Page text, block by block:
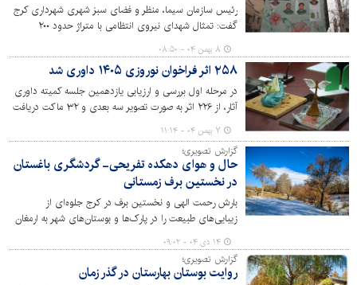
رئیس سازمان سیما، منظر و فضای سبز شهری شهرداری کرج
گفت: تمثال شهدای نیروی انتظامی با متراژ حدود ۲۰۰
مترمربع روی دیوار مجاور بلوار بلال اجرا شد.
۸ بهمن ۰۴ - ۰۸:۵۰
۲۵۸ اثر فراخوان نوروزی ۱۴۰۵ داوری شد
در مرحله اول بررسی و ارزیابی یازدهمین جلسه کمیته داوری
آثار، از ۲۲۶ اثر به صورت تصویر سه بعدی و ۳۲ ماکت دریافت
شده از هنرمندان در بخش اِلمان‌ها و هفت سین‌های شهری
فراخوان نوروز ۱۴۰۵، ۱۵ اثر مورد تایید اولیه قرار گرفت.
۷ بهمن ۰۴ - ۱۱:۱۴
گزارش تصویری؛
حال و هوای دهکده تفریحی- گردشگری باغستان
در نخستین برف زمستانی
بارش رحمت الهی و نخستین برف در کرج جلوه‌ای از
زیبایی‌های طبیعت را در پارک‌ها و بوستان‌های شهر به ارمغان
آورد. این حال و هوا در دهکده تفریحی - گردشگری باغستان
انعکاس و جلوه‌ای ویژه داشت.
۱۴ دی ۰۴ - ۰۹:۰۲
گزارش تصویری؛
روایت بوستان بهارستان در گذر زمان